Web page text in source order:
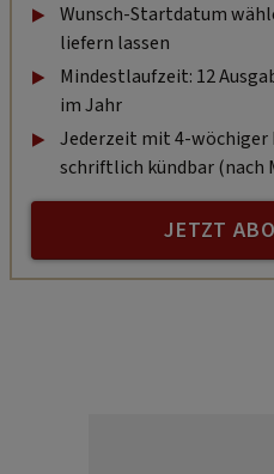
Wunsch-Startdatum
liefern lassen
Mindestlaufzeit: 12
im Jahr
Jederzeit mit 4-wöchiger
schriftlich kündbar (nach
JETZT